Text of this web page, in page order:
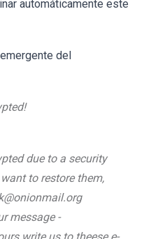
automáticamente este
del
due to a security
to restore them,
message -